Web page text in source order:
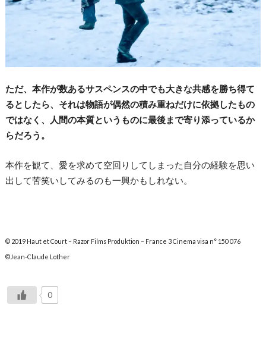
ただ、本作が数あるサスペンスの中でも大きな共感を勝ち得て
るとしたら、それは物語が偶然の積み重ねだけに依拠したもの
ではなく、人間の本質というものに最後まで寄り添っているか
らだろう。
本作を観て、愛を求めて空回りしてしまった自分の経験を思い
出して苦笑いしてみるのも一興かもしれない。
© 2019 Haut et Court – Razor Films Produktion – France 3 Cinema visa n° 150 076
©Jean-Claude Lother
0